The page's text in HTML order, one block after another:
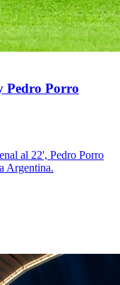
Pedro Porro
al 22', Pedro Porro
Argentina.